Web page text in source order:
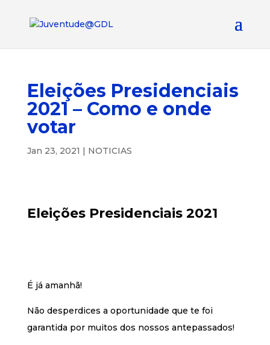
Eleições Presidenciais
2021 – Como e onde
votar
Jan 23, 2021 | NOTICIAS
Eleições Presidenciais 2021
É já amanhã!
Não desperdices a oportunidade que te foi
garantida por muitos dos nossos antepassados!